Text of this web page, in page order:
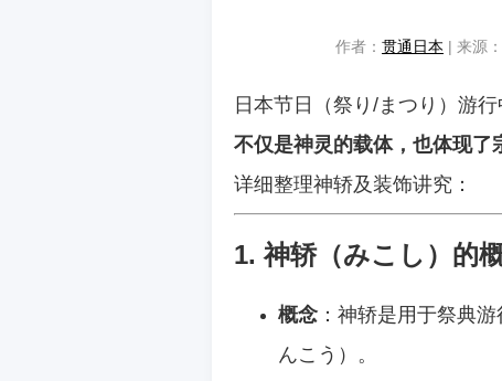
作者： 贯通日本 | 来源
日本节日（祭り/まつり）游行
不仅是神灵的载体，也体现了
详细整理神轿及装饰讲究：
1. 神轿（みこし）的
概念 ：神轿是用于祭典
んこう）。